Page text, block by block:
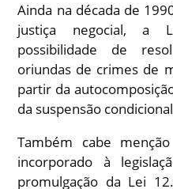
Ainda na década de
justiça negocial, a
possibilidade de
oriundas de crimes de
partir da
da suspensão
Também cabe
incorporado à
promulgação da Lei